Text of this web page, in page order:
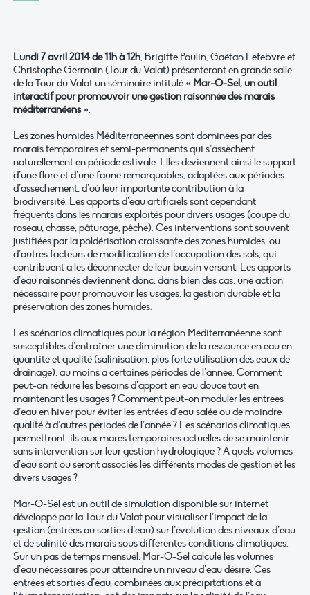
Lundi 7 avril 2014 de 11h à 12h, Brigitte Poulin, Gaëtan Lefebvre et
Christophe Germain (Tour du Valat) présenteront en grande salle
de la Tour du Valat un séminaire intitulé « Mar-O-Sel, un outil
interactif pour promouvoir une gestion raisonnée des marais
méditerranéens ».
Les zones humides Méditerranéennes sont dominées par des
marais temporaires et semi-permanents qui s’assèchent
naturellement en période estivale. Elles deviennent ainsi le support
d’une flore et d’une faune remarquables, adaptées aux périodes
d’assèchement, d’où leur importante contribution à la
biodiversité. Les apports d’eau artificiels sont cependant
fréquents dans les marais exploités pour divers usages (coupe du
roseau, chasse, pâturage, pêche). Ces interventions sont souvent
justifiées par la poldérisation croissante des zones humides, ou
d’autres facteurs de modification de l’occupation des sols, qui
contribuent à les déconnecter de leur bassin versant. Les apports
d’eau raisonnés deviennent donc, dans bien des cas, une action
nécessaire pour promouvoir les usages, la gestion durable et la
préservation des zones humides.
Les scénarios climatiques pour la région Méditerranéenne sont
susceptibles d’entraîner une diminution de la ressource en eau en
quantité et qualité (salinisation, plus forte utilisation des eaux de
drainage), au moins à certaines périodes de l’année. Comment
peut-on réduire les besoins d’apport en eau douce tout en
maintenant les usages ? Comment peut-on moduler les entrées
d’eau en hiver pour éviter les entrées d’eau salée ou de moindre
qualité à d’autres périodes de l’année ? Les scénarios climatiques
permettront-ils aux mares temporaires actuelles de se maintenir
sans intervention sur leur gestion hydrologique ? A quels volumes
d’eau sont ou seront associés les différents modes de gestion et les
divers usages ?
Mar-O-Sel est un outil de simulation disponible sur internet
développé par la Tour du Valat pour visualiser l’impact de la
gestion (entrées ou sorties d’eau) sur l’évolution des niveaux d’eau
et de salinité des marais sous différentes conditions climatiques.
Sur un pas de temps mensuel, Mar-O-Sel calcule les volumes
d’eau nécessaires pour atteindre un niveau d’eau désiré. Ces
entrées et sorties d’eau, combinées aux précipitations et à